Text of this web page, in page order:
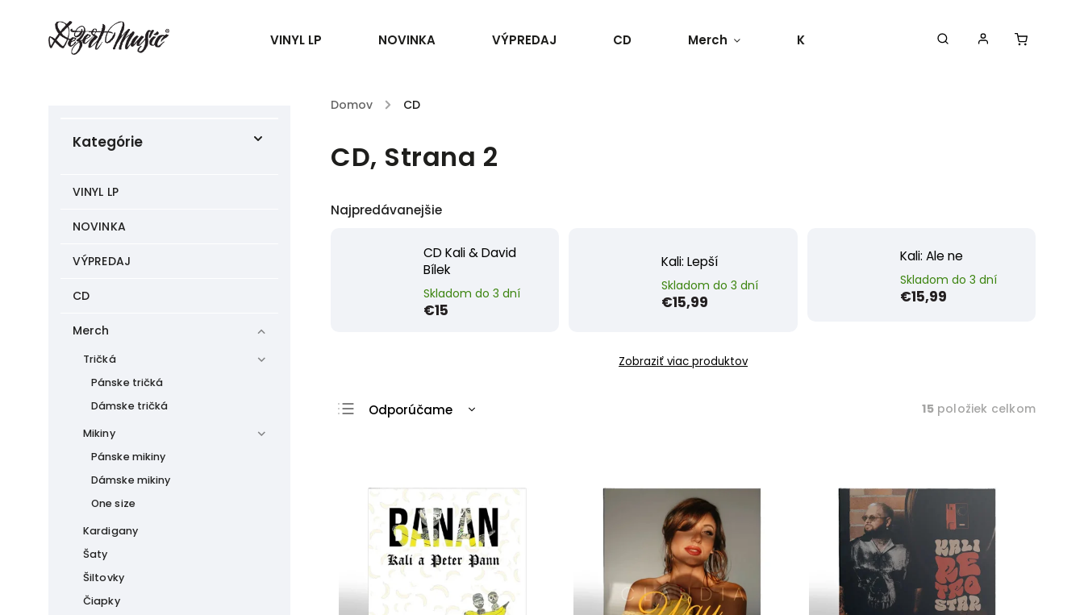
VINYL LP NOVINKA VÝPREDAJ CD Merch Kontakty Moja objednávka
Domov / CD
Kategórie
VINYL LP
NOVINKA
VÝPREDAJ
CD
Merch
Tričká
Pánske tričká
Dámske tričká
Mikiny
Pánske mikiny
Dámske mikiny
One size
Kardigany
Šaty
Šiltovky
Čiapky
CD, Strana 2
Najpredávanejšie
CD Kali & David
Bílek
Skladom do 3 dní
€15
Kali: Lepší
Skladom do 3 dní
€15,99
Kali: Ale ne
Skladom do 3 dní
€15,99
Zobraziť viac produktov
Odporúčame
Najpredávanejšie
Abecedne
15položiek celkom